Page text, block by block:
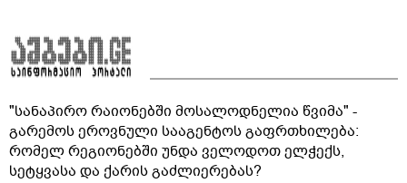
"სანაპირო რაიონებში მოსალოდნელია წვიმა" -
გარემოს ეროვნული სააგენტოს გაფრთხილება:
რომელ რეგიონებში უნდა ველოდოთ ელჭექს,
სეტყვასა და ქარის გაძლიერებას?